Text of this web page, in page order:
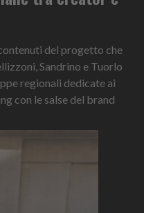
del progetto che
Sandrino e Tuorlo
regionali dedicate ai
con le salse del brand